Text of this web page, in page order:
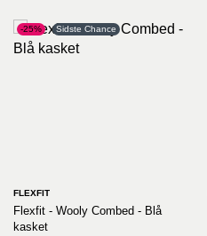
-25% Sidste Chance
FLEXFIT
Flexfit - Wooly Combed - Blå
kasket